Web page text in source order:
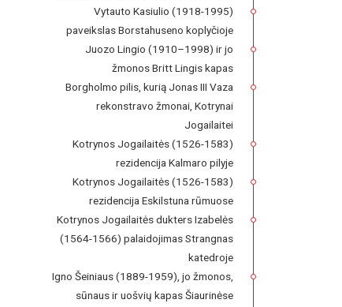
Vytauto Kasiulio (1918-1995)
paveikslas Borstahuseno koplyčioje
Juozo Lingio (1910–1998) ir jo
žmonos Britt Lingis kapas
Borgholmo pilis, kurią Jonas III Vaza
rekonstravo žmonai, Kotrynai
Jogailaitei
Kotrynos Jogailaitės (1526-1583)
rezidencija Kalmaro pilyje
Kotrynos Jogailaitės (1526-1583)
rezidencija Eskilstuna rūmuose
Kotrynos Jogailaitės dukters Izabelės
(1564-1566) palaidojimas Strangnas
katedroje
Igno Šeiniaus (1889-1959), jo žmonos,
sūnaus ir uošvių kapas Šiaurinėse